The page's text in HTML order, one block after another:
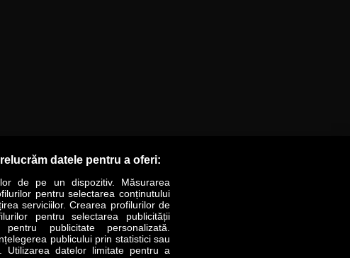
LIFESTYLE SPECIAL OPINII
Revista Business Magazin
datele pentru a oferi:
de pe un dispozitiv. Măsurarea
pentru selectarea conținutului
serviciilor. Crearea profilurilor de
pentru selectarea publicității
publicitate personalizată.
publicului prin statistici sau
datelor limitate pentru a